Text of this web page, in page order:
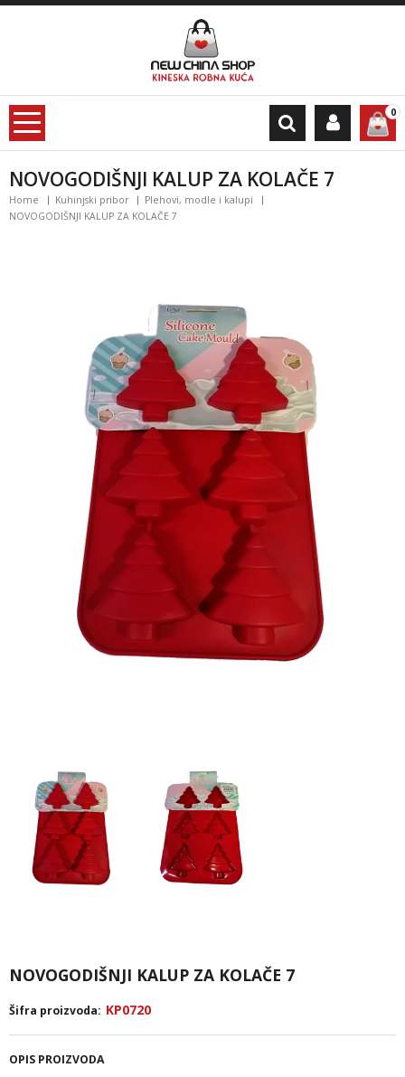
0
NOVOGODIŠNJI KALUP ZA KOLAČE 7
Home Kuhinjski pribor
Plehovi, modle i kalupi
NOVOGODIŠNJI KALUP ZA KOLAČE 7
NOVOGODIŠNJI KALUP ZA KOLAČE 7
Šifra proizvoda: KP0720
OPIS PROIZVODA